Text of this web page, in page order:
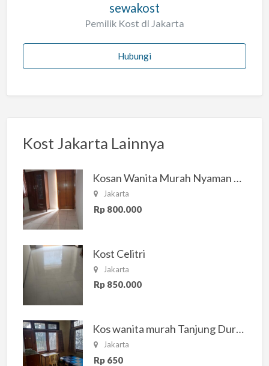
sewakost
Pemilik Kost di Jakarta
Hubungi
Kost Jakarta Lainnya
Kosan Wanita Murah Nyaman di Jakarta Selatan
Jakarta
Rp 800.000
Kost Celitri
Jakarta
Rp 850.000
Kos wanita murah Tanjung Duren Jakarta Barat
Jakarta
Rp 650